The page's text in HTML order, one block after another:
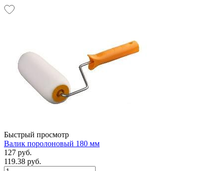
Быстрый просмотр
Валик поролоновый 180 мм
127 руб.
119.38 руб.